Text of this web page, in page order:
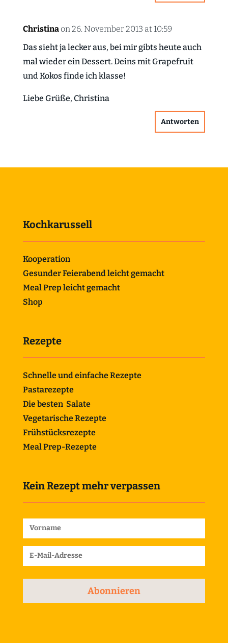
Christina on 26. November 2013 at 10:59
Das sieht ja lecker aus, bei mir gibts heute auch
mal wieder ein Dessert. Deins mit Grapefruit
und Kokos finde ich klasse!
Liebe Grüße, Christina
Antworten
Kochkarussell
Kooperation
Gesunder Feierabend leicht gemacht
Meal Prep leicht gemacht
Shop
Rezepte
Schnelle und einfache Rezepte
Pastarezepte
Die besten Salate
Vegetarische Rezepte
Frühstücksrezepte
Meal Prep-Rezepte
Kein Rezept mehr verpassen
Abonnieren